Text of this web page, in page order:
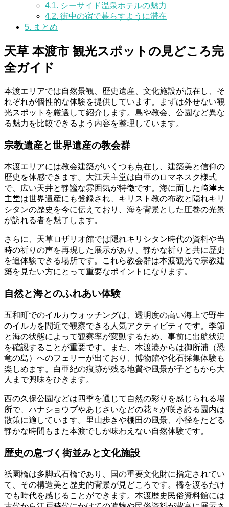
4.1. シーサイド温泉ホテルの魅力
4.2. 街中の宿で暮らすように滞在
5. まとめ
天草 本渡市 観光スポットの見どころ完
全ガイド
本渡エリアでは自然景観、歴史遺産、文化施設が点在し、そ
れぞれが個性的な体験を提供しています。まずは外せない観
光スポットを厳選して紹介します。島や教会、公園など異な
る魅力を比較できるよう内容を整理しています。
宗教遺産と世界遺産の教会群
本渡エリアには教会建築がいくつも点在し、建築美と信仰の
歴史を体感できます。大江天主堂は白亜のロマネスク様式
で、広い天井と静謐な雰囲気が特徴です。海に面した﨑津天
主堂は世界遺産にも登録され、キリスト教の布教と隠れキリ
シタンの歴史を今に伝えており、海を背景とした圧巻の光景
が訪れる者を魅了します。
さらに、天草ロザリオ館では隠れキリシタン時代の資料や当
時の祈りの声を再現した展示があり、静かな祈りと共に歴史
を追体験できる場所です。これら教会群は本渡観光で宗教建
築を見たい方にとって重要なポイントになります。
自然と海とのふれあい体験
五和町でのイルカウォッチングは、透明度の高い海上で野生
のイルカを間近で観察できる人気アクティビティです。季節
と海の状態によって観察率が変動するため、事前に出航状況
を確認することが重要です。また、本渡港からは御所浦（恐
竜の島）へのフェリーが出ており、博物館や化石採集体験も
楽しめます。白亜紀の痕跡が残る地質や風景が子どもから大
人まで興味をひきます。
西の久保公園などは四季を通じて自然の彩りを感じられる場
所で、ハナショウブやあじさいなどの花々が咲き誇る園内は
散策に適しています。里山歩きや棚田の風景、小径をたどる
静かな時間もまた本渡でしか味わえない自然体験です。
歴史の息づく街並みと文化施設
祇園橋は多脚式石橋であり、国の重要文化財に指定されてい
て、その構造美と歴史的背景が見どころです。橋を渡るだけ
でも時代を感じることができます。本渡歴史民俗資料館には